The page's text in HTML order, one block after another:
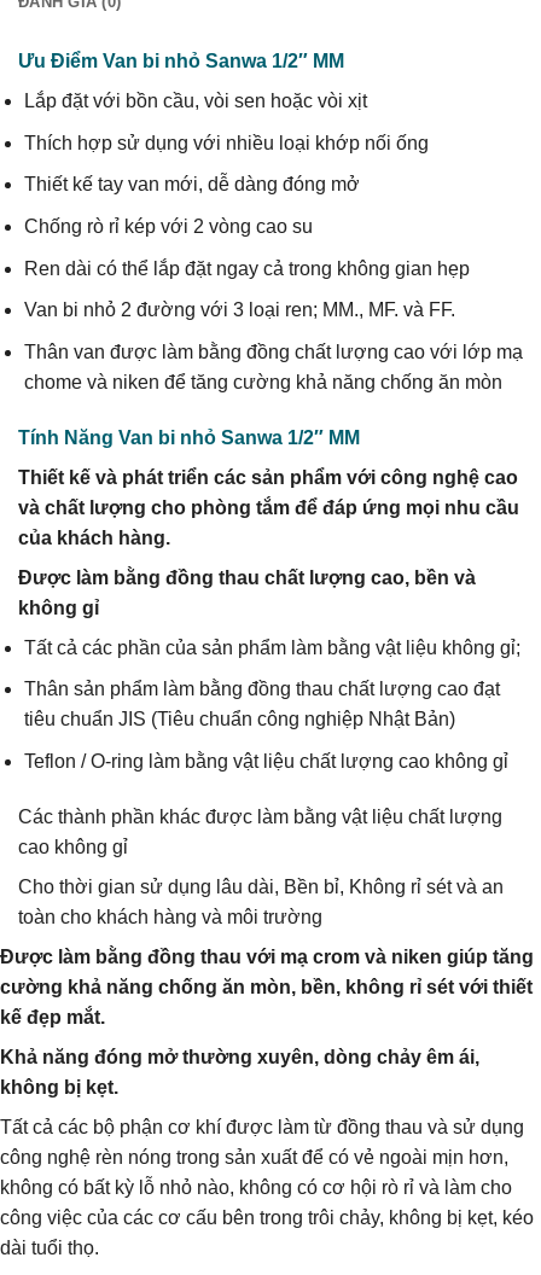
Ưu Điểm Van bi nhỏ Sanwa 1/2″ MM
Lắp đặt với bồn cầu, vòi sen hoặc vòi xịt
Thích hợp sử dụng với nhiều loại khớp nối ống
Thiết kế tay van mới, dễ dàng đóng mở
Chống rò rỉ kép với 2 vòng cao su
Ren dài có thể lắp đặt ngay cả trong không gian hẹp
Van bi nhỏ 2 đường với 3 loại ren; MM., MF. và FF.
Thân van được làm bằng đồng chất lượng cao với lớp mạ
chome và niken để tăng cường khả năng chống ăn mòn
Tính Năng Van bi nhỏ Sanwa 1/2″ MM
Thiết kế và phát triển các sản phẩm với công nghệ cao
và chất lượng cho phòng tắm để đáp ứng mọi nhu cầu
của khách hàng.
Được làm bằng đồng thau chất lượng cao, bền và
không gỉ
Tất cả các phần của sản phẩm làm bằng vật liệu không gỉ;
Thân sản phẩm làm bằng đồng thau chất lượng cao đạt
tiêu chuẩn JIS (Tiêu chuẩn công nghiệp Nhật Bản)
Teflon / O-ring làm bằng vật liệu chất lượng cao không gỉ
Các thành phần khác được làm bằng vật liệu chất lượng
cao không gỉ
Cho thời gian sử dụng lâu dài, Bền bỉ, Không rỉ sét và an
toàn cho khách hàng và môi trường
Được làm bằng đồng thau với mạ crom và niken giúp tăng
cường khả năng chống ăn mòn, bền, không rỉ sét với thiết
kế đẹp mắt.
Khả năng đóng mở thường xuyên, dòng chảy êm ái,
không bị kẹt.
Tất cả các bộ phận cơ khí được làm từ đồng thau và sử dụng
công nghệ rèn nóng trong sản xuất để có vẻ ngoài mịn hơn,
không có bất kỳ lỗ nhỏ nào, không có cơ hội rò rỉ và làm cho
công việc của các cơ cấu bên trong trôi chảy, không bị kẹt, kéo
dài tuổi thọ.